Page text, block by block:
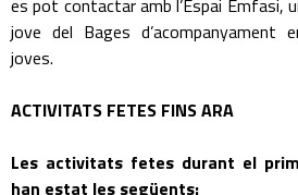
es pot contactar amb l’Espai Èmfasi,
jove del Bages d’acompanyament
joves.
ACTIVITATS FETES FINS ARA
Les activitats fetes durant el
han estat les següents: